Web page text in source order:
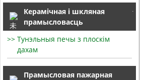
Керамічная і шкляная
прамысловасць
Тунэльныя печы з плоскім
дахам
Прамысловая пажарная